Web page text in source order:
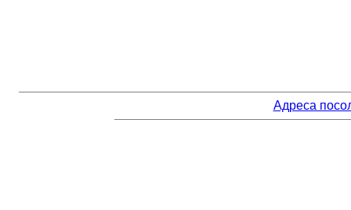
Адреса